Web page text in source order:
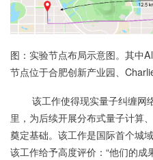
图：实验节点布局示意图。其中
节点位于合肥创新产业园、
该工作使得现实量子纠缠网
里，为后续开展分布式量子计算
奠定基础。该工作是国际首个城
该工作给予高度评价：“他们的